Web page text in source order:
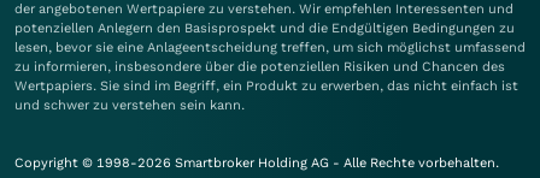
der angebotenen Wertpapiere zu verstehen. Wir empfehlen Interessenten und
potenziellen Anlegern den Basisprospekt und die Endgültigen Bedingungen zu
lesen, bevor sie eine Anlageentscheidung treffen, um sich möglichst umfassend
zu informieren, insbesondere über die potenziellen Risiken und Chancen des
Wertpapiers. Sie sind im Begriff, ein Produkt zu erwerben, das nicht einfach ist
und schwer zu verstehen sein kann.
Copyright © 1998-2026 Smartbroker Holding AG - Alle Rechte vorbehalten.